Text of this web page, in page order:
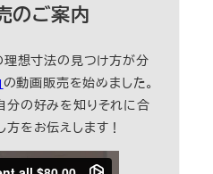
のご案内
理想寸法の見つけ方が分
の動画販売を始めました。
の好みを知りそれに合
をお伝えします！